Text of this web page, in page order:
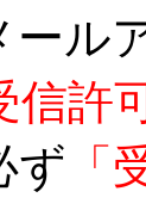
ール
信許
ず 「